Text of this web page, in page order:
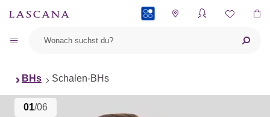
BHs Schalen-BHs
01/06